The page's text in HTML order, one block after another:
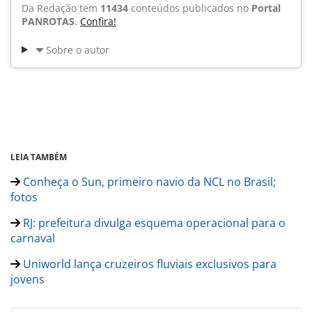
Da Redação tem 11434 conteúdos publicados no Portal
PANROTAS. Confira!
Sobre o autor
LEIA TAMBÉM
Conheça o Sun, primeiro navio da NCL no Brasil;
fotos
RJ: prefeitura divulga esquema operacional para o
carnaval
Uniworld lança cruzeiros fluviais exclusivos para
jovens